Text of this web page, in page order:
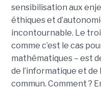
sensibilisation aux
éthiques et
incontournable. Le
comme c’est le cas
mathématiques – est
de l’informatique et
commun. Comment ?